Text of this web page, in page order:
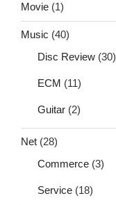
Movie (1)
Music (40)
Disc Review (30)
ECM (11)
Guitar (2)
Net (28)
Commerce (3)
Service (18)